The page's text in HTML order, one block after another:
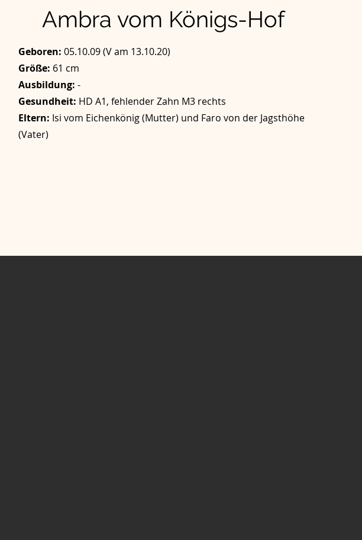
Ambra vom Königs-Hof
Geboren: 05.10.09 (V am 13.10.20)
Größe: 61 cm
Ausbildung: -
Gesundheit: HD A1, fehlender Zahn M3 rechts
Eltern: Isi vom Eichenkönig (Mutter) und Faro von der Jagsthöhe
(Vater)